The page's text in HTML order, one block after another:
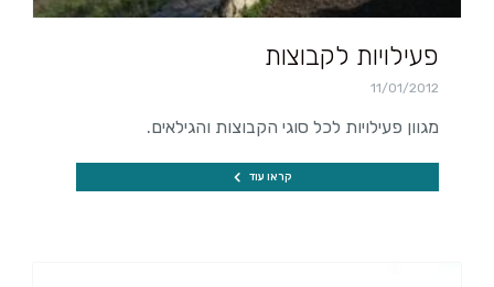
פעילויות לקבוצות
11/01/2012
מגוון פעילויות לכל סוגי הקבוצות והגילאים.
קראו עוד